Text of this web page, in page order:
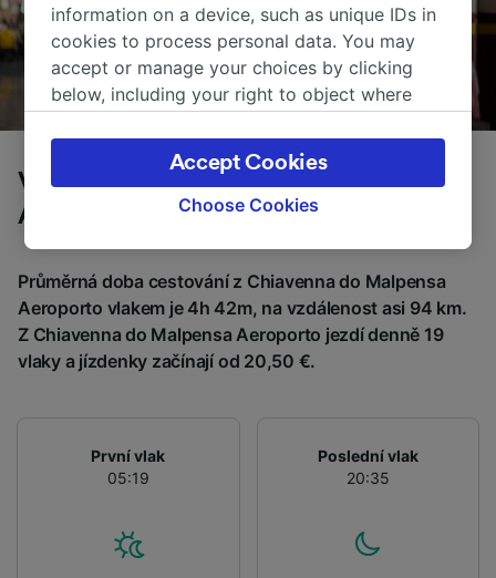
Vlaky z Chiavenna do Malpensa
Aeroporto
Průměrná doba cestování z Chiavenna do Malpensa
Aeroporto vlakem je 4h 42m, na vzdálenost asi 94 km.
Z Chiavenna do Malpensa Aeroporto jezdí denně 19
vlaky a jízdenky začínají od 20,50 €.
První vlak
05:19
Poslední vlak
20:35
information on a device, such as unique IDs in
cookies to process personal data. You may
accept or manage your choices by clicking
below, including your right to object where
the privacy policy page. These choices will be
signaled to our partners and will not affect
browsing data. Your data will not be used for
track you.
We and our partners process data to provide:
Use precise geolocation data. Actively scan
device characteristics for identification. Store
and/or access information on a device.
List of Partners
Choose Cookies
Accept Cookies